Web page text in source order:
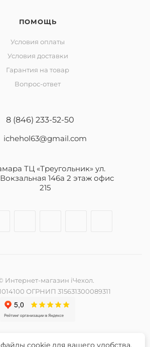
ПОМОЩЬ
Условия оплаты
Условия доставки
Гарантия на товар
Вопрос-ответ
8 (846) 233-52-50
ichehol63@gmail.com
ТЦ «Треугольник» ул.
146а 2 этаж офис
215
Интернет-магазин iЧехол.
ОГРНИП 315631300089311
cookie для вашего удобства.